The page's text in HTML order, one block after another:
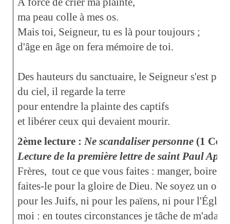
ma peau colle à mes os.
Mais toi, Seigneur, tu es là pour toujours ;
d'âge en âge on fera mémoire de toi.
Des hauteurs du sanctuaire, le Seigneur s'est
du ciel, il regarde la terre
pour entendre la plainte des captifs
et libérer ceux qui devaient mourir.
2ème lecture : Ne scandaliser personne (1 Co
Lecture de la première lettre de saint Paul
Frères, tout ce que vous faites : manger, boire,
faites-le pour la gloire de Dieu. Ne soyez un
pour les Juifs, ni pour les païens, ni pour
moi : en toutes circonstances je tâche de